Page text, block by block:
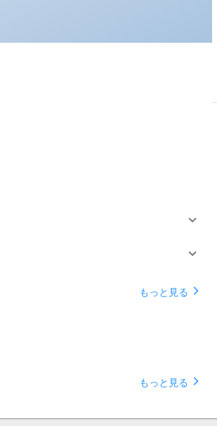
もっと見る arrow_forward_ios
もっと見る arrow_forward_ios